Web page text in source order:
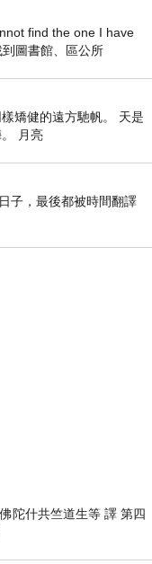
find the one I have
圖書館、區公所
矯健的遠方馳帆。 天是
月亮
子，最後都被時間翻譯
陀什共竺道生等 譯 第四